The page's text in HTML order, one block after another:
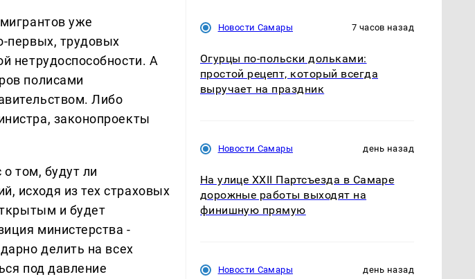
уже
первых, трудовых
нетрудоспособности. А
полисами
Либо
законопроекты
том, будут ли
исходя из тех страховых
и будет
министерства -
делить на всех
под давление
Новости Самары 7 часов назад
Огурцы по‑польски дольками:
простой рецепт, который всегда
выручает на праздник
Новости Самары день назад
На улице XXII Партсъезда в Самаре
дорожные работы выходят на
финишную прямую
Новости Самары день назад